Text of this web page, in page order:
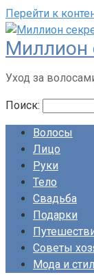
Перейти к
Миллион
Уход за
Поиск:
Волосы
Лицо
Руки
Тело
Свадьба
Подарки
Советы
Мода и